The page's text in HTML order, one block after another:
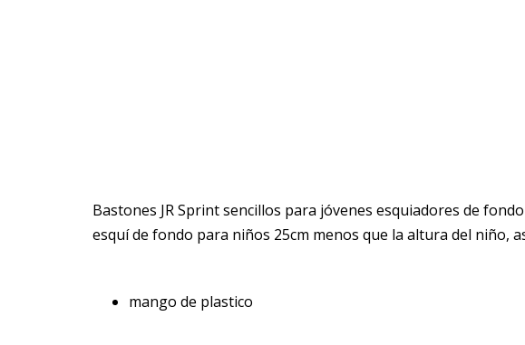
Bastones JR Sprint sencillos para jóvenes esquiadores de
esquí de fondo para niños 25cm menos que la altura del niño,
mango de plastico